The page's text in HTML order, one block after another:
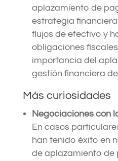
aplazamiento de
estrategia
flujos de efectivo y
obligaciones
importancia del
gestión financiera
Más curiosidades
Negociaciones con
En casos
han tenido éxito en
de aplazamiento de